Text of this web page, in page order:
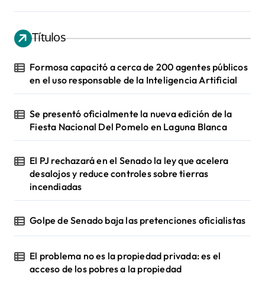
Títulos
Formosa capacitó a cerca de 200 agentes públicos
en el uso responsable de la Inteligencia Artificial
Se presentó oficialmente la nueva edición de la
Fiesta Nacional Del Pomelo en Laguna Blanca
El PJ rechazará en el Senado la ley que acelera
desalojos y reduce controles sobre tierras
incendiadas
Golpe de Senado baja las pretenciones oficialistas
El problema no es la propiedad privada: es el
acceso de los pobres a la propiedad